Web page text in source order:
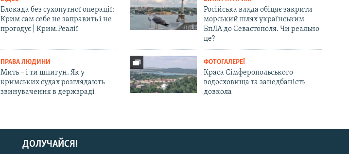
Блокада без сухопутної операції:
Крим сам себе не заправить і не
прогодує | Крим.Реалії
Російська влада обіцяє закрити
морський шлях українським
БпЛА до Севастополя. Чи реально
це?
ПРАВА ЛЮДИНИ
Мить – і ти шпигун. Як у
кримських судах розглядають
звинувачення в держзраді
ФОТОГАЛЕРЕЇ
Краса Сімферопольського
водосховища та занедбаність
довкола
ДОЛУЧАЙСЯ!